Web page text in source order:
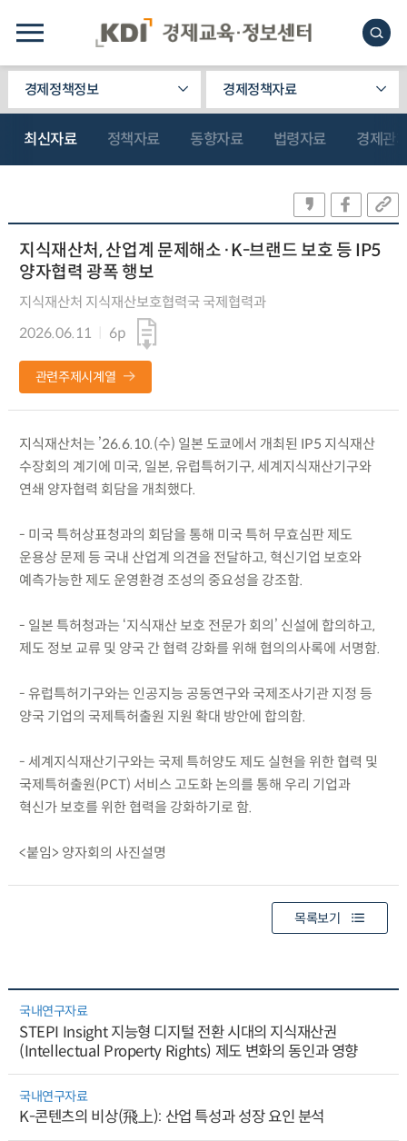
경제정책정보 경제정책자료
최신자료 정책자료 동향자료 법령자료 경제관
지식재산처, 산업계 문제해소·K-브랜드 보호 등 IP5
양자협력 광폭 행보
지식재산처 지식재산보호협력국 국제협력과
2026.06.11
6p
관련주제시계열
지식재산처는 ’26.6.10.(수) 일본 도쿄에서 개최된 IP5 지식재산
수장회의 계기에 미국, 일본, 유럽특허기구, 세계지식재산기구와
연쇄 양자협력 회담을 개최했다.
- 미국 특허상표청과의 회담을 통해 미국 특허 무효심판 제도
운용상 문제 등 국내 산업계 의견을 전달하고, 혁신기업 보호와
예측가능한 제도 운영환경 조성의 중요성을 강조함.
- 일본 특허청과는 ‘지식재산 보호 전문가 회의’ 신설에 합의하고,
제도 정보 교류 및 양국 간 협력 강화를 위해 협의의사록에 서명함.
- 유럽특허기구와는 인공지능 공동연구와 국제조사기관 지정 등
양국 기업의 국제특허출원 지원 확대 방안에 합의함.
- 세계지식재산기구와는 국제 특허양도 제도 실현을 위한 협력 및
국제특허출원(PCT) 서비스 고도화 논의를 통해 우리 기업과
혁신가 보호를 위한 협력을 강화하기로 함.
<붙임> 양자회의 사진설명
목록보기
국내연구자료
STEPI Insight 지능형 디지털 전환 시대의 지식재산권
(Intellectual Property Rights) 제도 변화의 동인과 영향
국내연구자료
K-콘텐츠의 비상(飛上): 산업 특성과 성장 요인 분석